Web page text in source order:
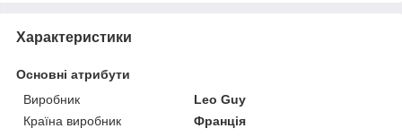
Характеристики
Основні атрибути
Виробник
Leo Guy
Країна виробник
Франція